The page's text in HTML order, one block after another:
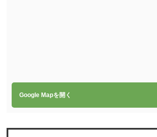
Google Mapを開く